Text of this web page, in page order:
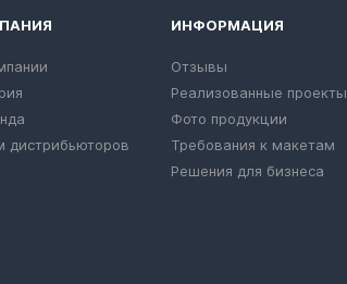
дистрибьюторов
ИНФОРМАЦИЯ
Отзывы
Реализованные проекты
Фото продукции
Требования к макетам
Решения для бизнеса